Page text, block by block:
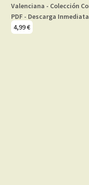
Valenciana - Colección
PDF - Descarga Inmediata
4,99€